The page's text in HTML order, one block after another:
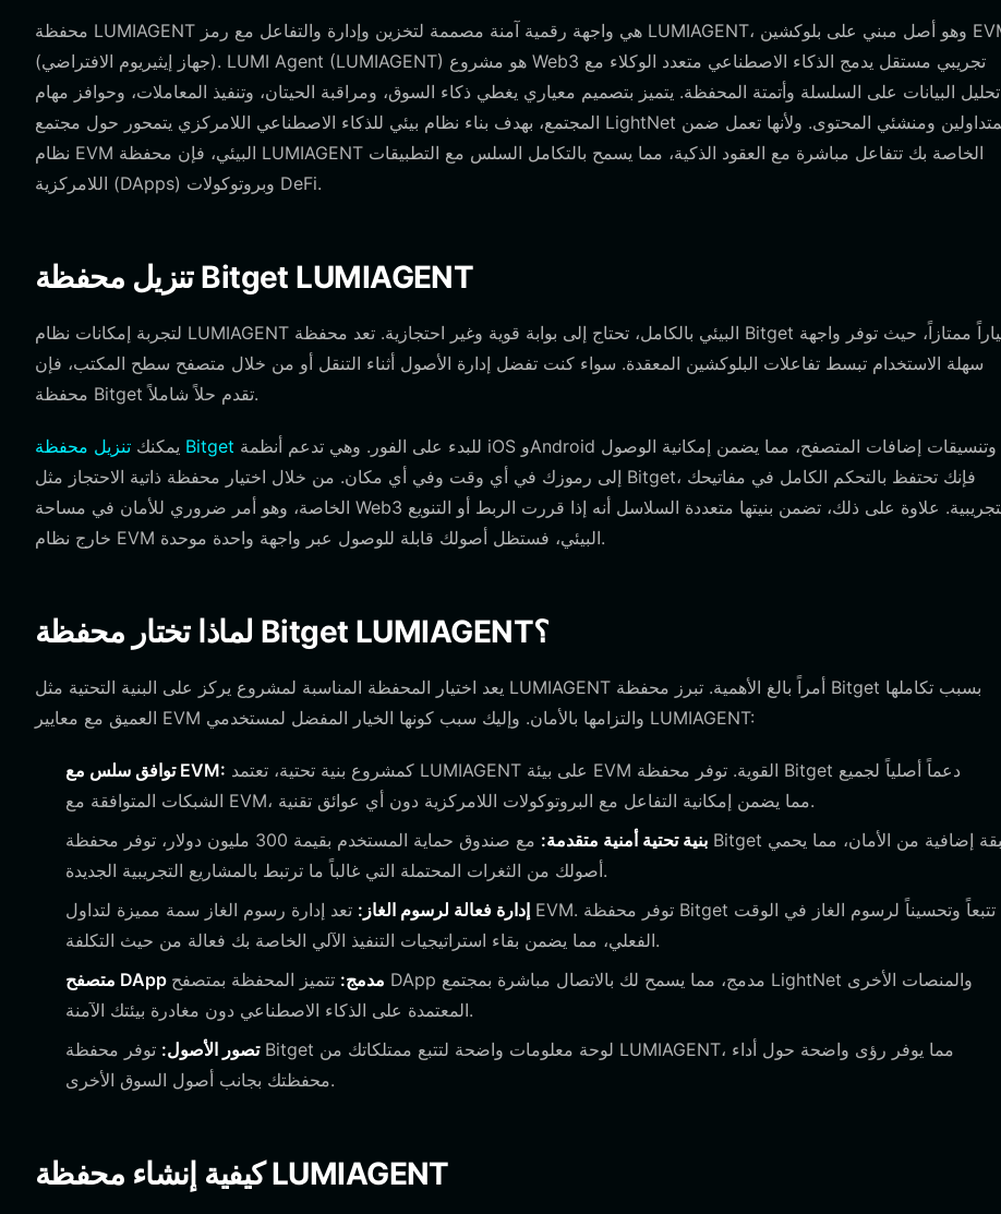
محفظة LUMIAGENT هي واجهة رقمية آمنة مصممة لتخزين وإدارة والتفاعل مع رمز LUMIAGENT، وهو أصل مبني على بلوكشين EVM
(جهاز إيثيريوم الافتراضي). LUMI Agent (LUMIAGENT) هو مشروع Web3 تجريبي مستقل يدمج الذكاء الاصطناعي متعدد الوكلاء مع
تحليل البيانات على السلسلة وأتمتة المحفظة. يتميز بتصميم معياري يغطي ذكاء السوق، ومراقبة الحيتان، وتنفيذ المعاملات، وحوافز مهام
المجتمع، بهدف بناء نظام بيئي للذكاء الاصطناعي اللامركزي يتمحور حول مجتمع LightNet للمتداولين ومنشئي المحتوى. ولأنها تعمل ضمن
نظام EVM البيئي، فإن محفظة LUMIAGENT الخاصة بك تتفاعل مباشرة مع العقود الذكية، مما يسمح بالتكامل السلس مع التطبيقات
اللامركزية (DApps) وبروتوكولات DeFi.
تنزيل محفظة Bitget LUMIAGENT
لتجربة إمكانات نظام LUMIAGENT البيئي بالكامل، تحتاج إلى بوابة قوية وغير احتجازية. تعد محفظة Bitget خياراً ممتازاً، حيث توفر واجهة
سهلة الاستخدام تبسط تفاعلات البلوكشين المعقدة. سواء كنت تفضل إدارة الأصول أثناء التنقل أو من خلال متصفح سطح المكتب، فإن
محفظة Bitget تقدم حلاً شاملاً.
يمكنك تنزيل محفظة Bitget
إلى رموزك في أي وقت وفي أي مكان. من خلال اختيار محفظة ذاتية الاحتجاز مثل Bitget، فإنك تحتفظ بالتحكم الكامل في مفاتيحك
الخاصة، وهو أمر ضروري للأمان في مساحة Web3 التجريبية. علاوة على ذلك، تضمن بنيتها متعددة السلاسل أنه إذا قررت الربط أو التنويع
خارج نظام EVM البيئي، فستظل أصولك قابلة للوصول عبر واجهة واحدة موحدة.
لماذا تختار محفظة Bitget LUMIAGENT؟
يعد اختيار المحفظة المناسبة لمشروع يركز على البنية التحتية مثل LUMIAGENT أمراً بالغ الأهمية. تبرز محفظة Bitget بسبب تكاملها
العميق مع معايير EVM والتزامها بالأمان. وإليك سبب كونها الخيار المفضل لمستخدمي LUMIAGENT:
توافق سلس مع EVM:
الشبكات المتوافقة مع EVM، مما يضمن إمكانية التفاعل مع البروتوكولات اللامركزية دون أي عوائق تقنية.
بنية تحتية أمنية متقدمة:
مع صندوق حماية المستخدم بقيمة 300 مليون دولار، توفر محفظة Bitget طبقة إضافية من الأمان، مما يحمي
أصولك من الثغرات المحتملة التي غالباً ما ترتبط بالمشاريع التجريبية الجديدة.
إدارة فعالة لرسوم الغاز: تعد إدارة رسوم الغاز سمة مميزة لتداول EVM. توفر محفظة Bitget تتبعاً وتحسيناً لرسوم الغاز في الوقت
الفعلي، مما يضمن بقاء استراتيجيات التنفيذ الآلي الخاصة بك فعالة من حيث التكلفة.
متصفح DApp مدمج: تتميز المحفظة بمتصفح DApp مدمج، مما يسمح لك بالاتصال مباشرة بمجتمع LightNet والمنصات الأخرى
المعتمدة على الذكاء الاصطناعي دون مغادرة بيئتك الآمنة.
تصور الأصول: توفر محفظة Bitget لوحة معلومات واضحة لتتبع ممتلكاتك من LUMIAGENT، مما يوفر رؤى واضحة حول أداء
محفظتك بجانب أصول السوق الأخرى.
كيفية إنشاء محفظة LUMIAGENT